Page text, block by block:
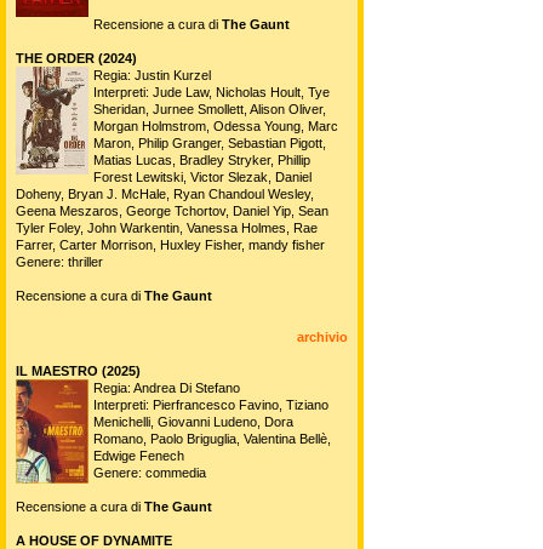
Recensione a cura di The Gaunt
THE ORDER (2024)
Regia: Justin Kurzel
Interpreti: Jude Law, Nicholas Hoult, Tye
Sheridan, Jurnee Smollett, Alison Oliver,
Morgan Holmstrom, Odessa Young, Marc
Maron, Philip Granger, Sebastian Pigott,
Matias Lucas, Bradley Stryker, Phillip
Forest Lewitski, Victor Slezak, Daniel
Doheny, Bryan J. McHale, Ryan Chandoul Wesley,
Geena Meszaros, George Tchortov, Daniel Yip, Sean
Tyler Foley, John Warkentin, Vanessa Holmes, Rae
Farrer, Carter Morrison, Huxley Fisher, mandy fisher
Genere: thriller
Recensione a cura di The Gaunt
archivio
IL MAESTRO (2025)
Regia: Andrea Di Stefano
Interpreti: Pierfrancesco Favino, Tiziano
Menichelli, Giovanni Ludeno, Dora
Romano, Paolo Briguglia, Valentina Bellè,
Edwige Fenech
Genere: commedia
Recensione a cura di The Gaunt
A HOUSE OF DYNAMITE